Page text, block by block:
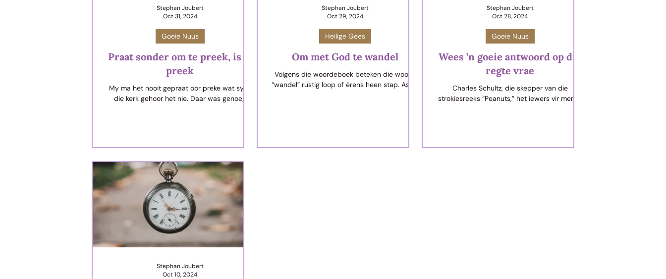
Praat sonder om te preek, is ’n
preek
My ma het nooit gepraat oor preke wat sy in
die kerk gehoor het nie. Daar was genoeg
Goeie Nuus
Stephan Joubert
Oct 31, 2024
Om met God te wandel
Volgens die woordeboek beteken die woord
“wandel” rustig loop of êrens heen stap. As ek
Henog het 365 jaar oud geword. Ons lees dat
Heilige Gees
Stephan Joubert
Oct 29, 2024
Wees ’n goeie antwoord op die
regte vrae
Charles Schultz, die skepper van die
strokiesreeks “Peanuts,” het iewers vir mense
Goeie Nuus
Stephan Joubert
Oct 28, 2024
Stephan Joubert
Oct 10, 2024